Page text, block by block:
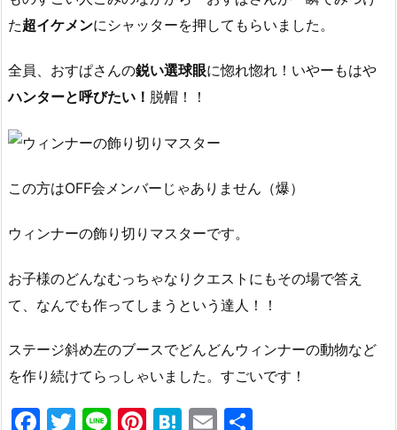
た超イケメンにシャッターを押してもらいました。
全員、おすぱさんの鋭い選球眼に惚れ惚れ！いやーもはや
ハンターと呼びたい！ 脱帽！！
この方はOFF会メンバーじゃありません（爆）
ウィンナーの飾り切りマスターです。
お子様のどんなむっちゃなりクエストにもその場で答え
て、なんでも作ってしまうという達人！！
ステージ斜め左のブースでどんどんウィンナーの動物など
を作り続けてらっしゃいました。すごいです！
F
T
Li Pi H
E